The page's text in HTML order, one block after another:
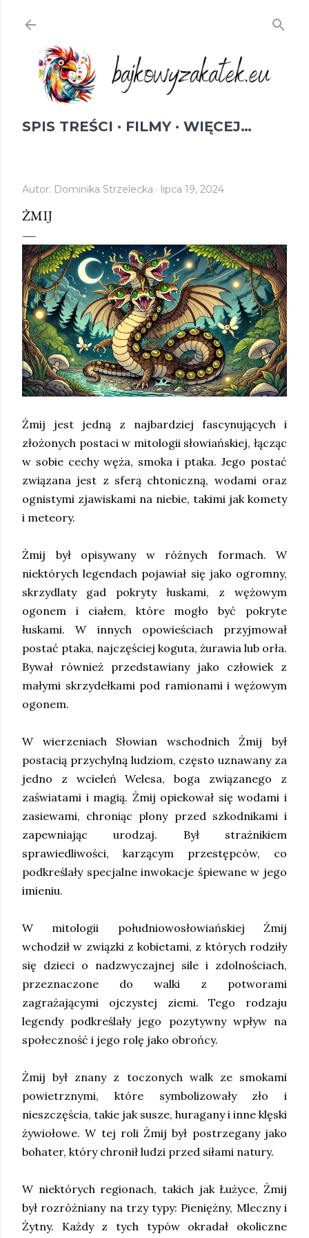
SPIS TREŚCI FILMY WIĘCEJ…
Autor: Dominika Strzelecka lipca 19, 2024
ŻMIJ
Żmij jest jedną z najbardziej fascynujących i
złożonych postaci w mitologii słowiańskiej, łącząc
w sobie cechy węża, smoka i ptaka. Jego postać
związana jest z sferą chtoniczną, wodami oraz
ognistymi zjawiskami na niebie, takimi jak komety
i meteory.
Żmij był opisywany w różnych formach. W
niektórych legendach pojawiał się jako ogromny,
skrzydlaty gad pokryty łuskami, z wężowym
ogonem i ciałem, które mogło być pokryte
łuskami. W innych opowieściach przyjmował
postać ptaka, najczęściej koguta, żurawia lub orła.
Bywał również przedstawiany jako człowiek z
małymi skrzydełkami pod ramionami i wężowym
ogonem.
W wierzeniach Słowian wschodnich Żmij był
postacią przychylną ludziom, często uznawany za
jedno z wcieleń Welesa, boga związanego z
zaświatami i magią. Żmij opiekował się wodami i
zasiewami, chroniąc plony przed szkodnikami i
zapewniając urodzaj. Był strażnikiem
sprawiedliwości, karzącym przestępców, co
podkreślały specjalne inwokacje śpiewane w jego
imieniu.
W mitologii południowosłowiańskiej Żmij
wchodził w związki z kobietami, z których rodziły
się dzieci o nadzwyczajnej sile i zdolnościach,
przeznaczone do walki z potworami
zagrażającymi ojczystej ziemi. Tego rodzaju
legendy podkreślały jego pozytywny wpływ na
społeczność i jego rolę jako obrońcy.
Żmij był znany z toczonych walk ze smokami
powietrznymi, które symbolizowały zło i
nieszczęścia, takie jak susze, huragany i inne klęski
żywiołowe. W tej roli Żmij był postrzegany jako
bohater, który chronił ludzi przed siłami natury.
W niektórych regionach, takich jak Łużyce, Żmij
był rozróżniany na trzy typy: Pieniężny, Mleczny i
Żytny. Każdy z tych typów okradał okoliczne